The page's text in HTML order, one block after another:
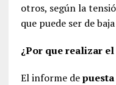
otros, según la
que puede ser de
¿Por que realizar
El informe de